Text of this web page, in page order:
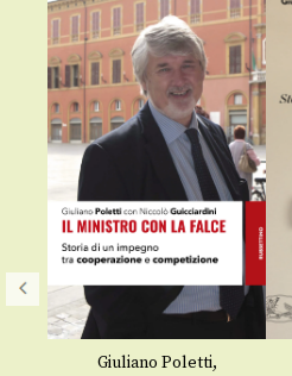
Giuliano Poletti,